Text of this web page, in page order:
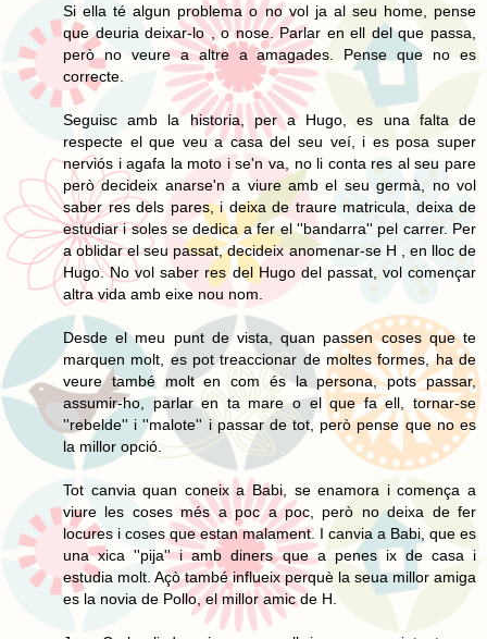
Si ella té algun problema o no vol ja al seu home, pense
que deuria deixar-lo , o nose. Parlar en ell del que passa,
però no veure a altre a amagades. Pense que no es
correcte.
Seguisc amb la historia, per a Hugo, es una falta de
respecte el que veu a casa del seu veí, i es posa super
nerviós i agafa la moto i se'n va, no li conta res al seu pare
però decideix anarse'n a viure amb el seu germà, no vol
saber res dels pares, i deixa de traure matricula, deixa de
estudiar i soles se dedica a fer el ''bandarra'' pel carrer. Per
a oblidar el seu passat, decideix anomenar-se H , en lloc de
Hugo. No vol saber res del Hugo del passat, vol començar
altra vida amb eixe nou nom.
Desde el meu punt de vista, quan passen coses que te
marquen molt, es pot treaccionar de moltes formes, ha de
veure també molt en com és la persona, pots passar,
assumir-ho, parlar en ta mare o el que fa ell, tornar-se
''rebelde'' i ''malote'' i passar de tot, però pense que no es
la millor opció.
Tot canvia quan coneix a Babi, se enamora i comença a
viure les coses més a poc a poc, però no deixa de fer
locures i coses que estan malament. I canvia a Babi, que es
una xica ''pija'' i amb diners que a penes ix de casa i
estudia molt. Açò també influeix perquè la seua millor amiga
es la novia de Pollo, el millor amic de H.